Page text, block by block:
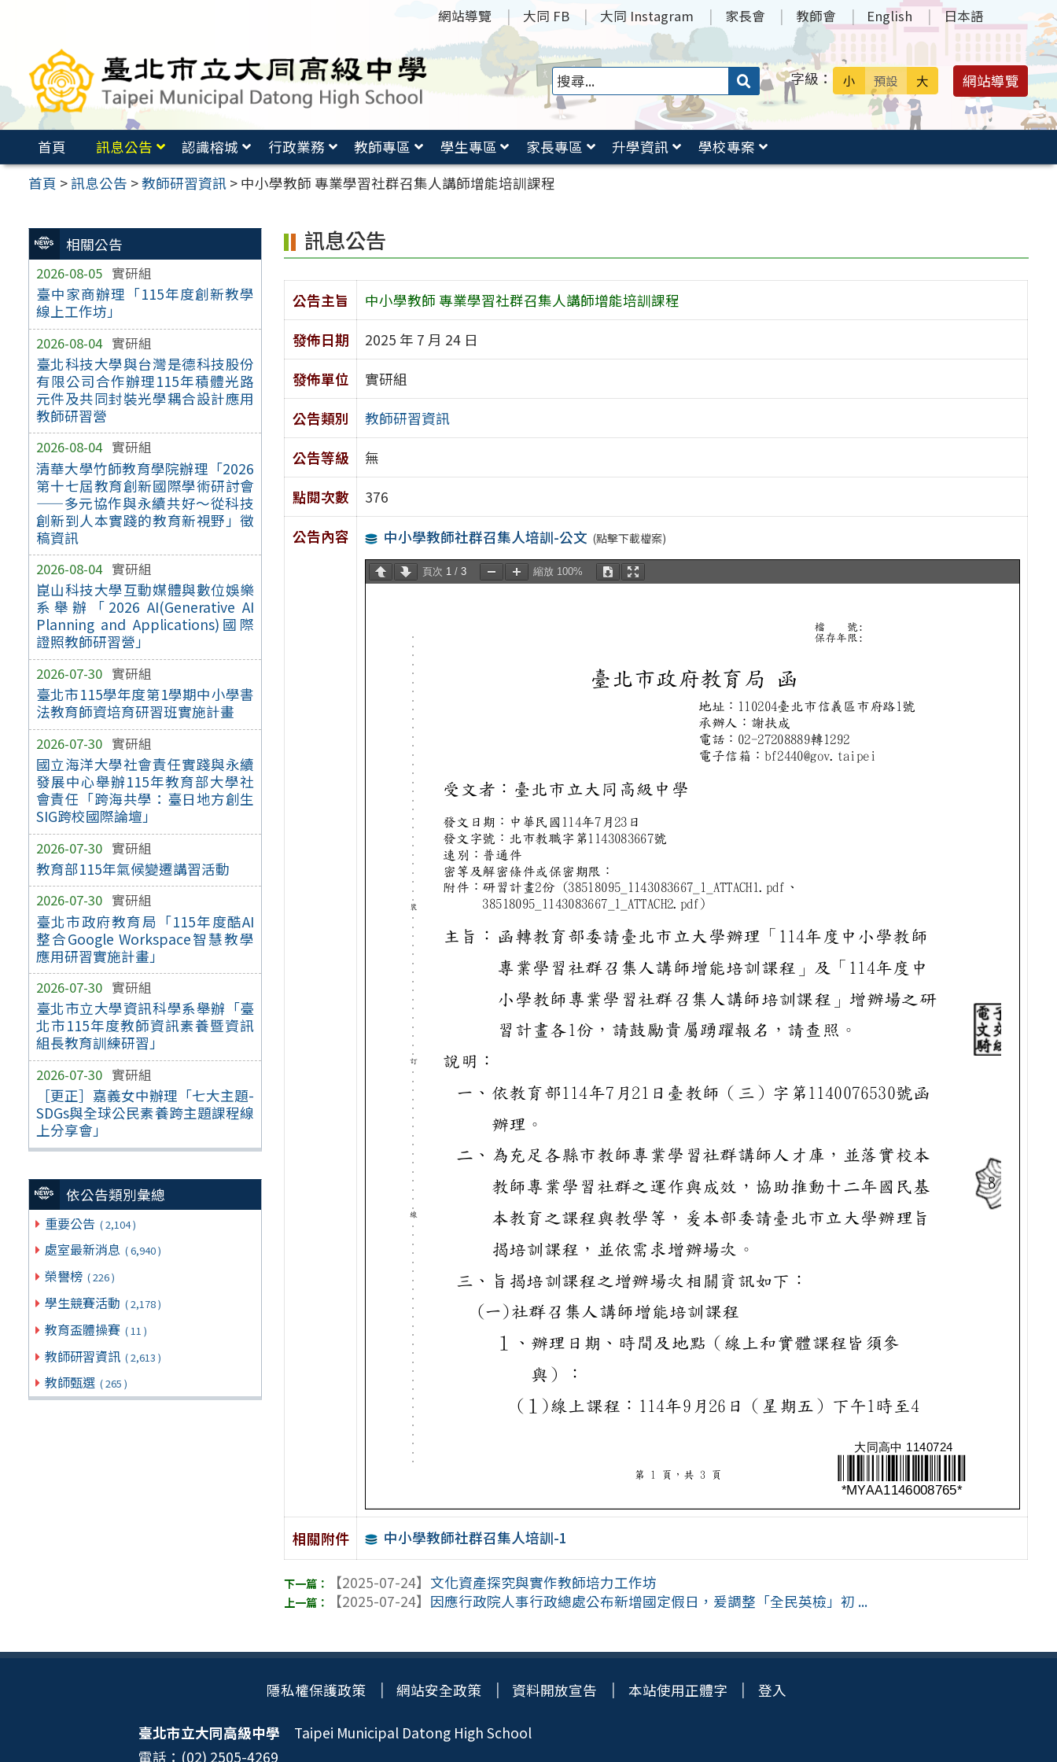
要
容
網站導覽 大同 FB 大同 Instagram 家長會 教師會 English 日本語
搜
送出 字級： 小 預設 大 網站導覽
首頁 訊息公告 認識榕城 行政業務 教師專區 學生專區 家長專區 升學資訊
學校專案
首頁 >訊息公告 >教師研習資訊 > 中小學教師 專業學習社群召集人講師增能培訓課程
相關公告
2026-08-05 實研組
臺中家商辦理「115年度創新教學
線上工作坊」
2026-08-04 實研組
臺北科技大學與台灣是德科技股份
有限公司合作辦理115年積體光路
元件及共同封裝光學耦合設計應用
教師研習營
2026-08-04 實研組
清華大學竹師教育學院辦理「2026
第十七屆教育創新國際學術研討會
——多元協作與永續共好～從科技
創新到人本實踐的教育新視野」徵
稿資訊
2026-08-04 實研組
崑山科技大學互動媒體與數位娛樂
系舉辦「2026 AI(Generative AI
Planning and Applications)國際
證照教師研習營」
2026-07-30 實研組
臺北市115學年度第1學期中小學書
法教育師資培育研習班實施計畫
2026-07-30 實研組
國立海洋大學社會責任實踐與永續
發展中心舉辦115年教育部大學社
會責任「跨海共學：臺日地方創生
SIG跨校國際論壇」
2026-07-30 實研組
教育部115年氣候變遷講習活動
2026-07-30 實研組
臺北市政府教育局「115年度酷AI
整合Google Workspace智慧教學
應用研習實施計畫」
2026-07-30 實研組
臺北市立大學資訊科學系舉辦「臺
北市115年度教師資訊素養暨資訊
組長教育訓練研習」
2026-07-30 實研組
［更正］嘉義女中辦理「七大主題-
SDGs與全球公民素養跨主題課程線
上分享會」
依公告類別彙總
重要公告 ( 2,104 )
處室最新消息 ( 6,940 )
榮譽榜 ( 226 )
學生競賽活動 ( 2,178 )
教育盃體操賽 ( 11 )
教師研習資訊 ( 2,613 )
教師甄選 ( 265 )
訊息公告
公告主旨
中小學教師 專業學習社群召集人講師增能培訓課程
發佈日期
2025 年 7 月 24 日
發佈單位
實研組
公告類別
教師研習資訊
公告等級
無
點閱次數
376
公告內容
中小學教師社群召集人培訓-公文 (點擊下載檔案)
頁次 1/ 3 縮放 100%
相關附件 中小學教師社群召集人培訓-1
【2025-07-24】 文化資產探究與實作教師培力工作坊
【2025-07-24】 因應行政院人事行政總處公布新增國定假日，爰調整「全民英檢」初 ...
隱私權保護政策 網站安全政策 資料開放宣告 本站使用正體字 登入
臺北市立大同高級中學 Taipei Municipal Datong High School
電話：(02) 2505-4269